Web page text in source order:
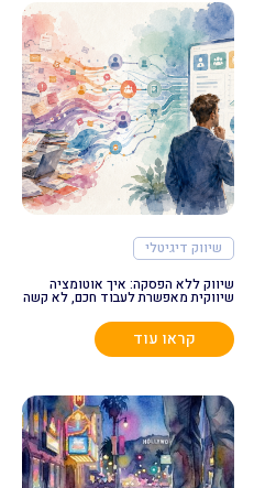
שיווק דיגיטלי
שיווק ללא הפסקה: איך אוטומציה
שיווקית מאפשרת לעבוד חכם, לא קשה
קראו עוד